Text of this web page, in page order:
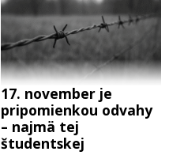
17. november je
pripomienkou odvahy
– najmä tej
študentskej